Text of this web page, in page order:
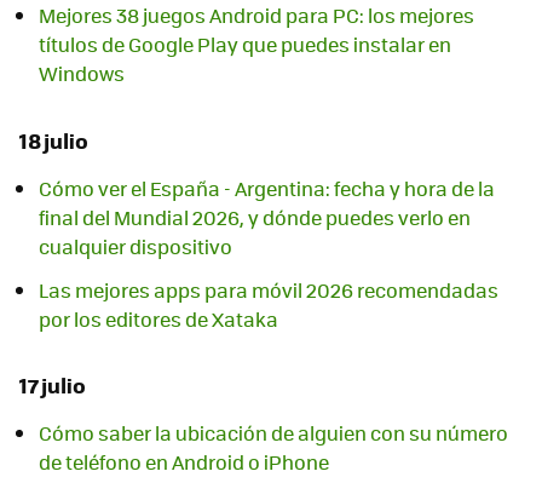
Mejores 38 juegos Android para PC: los mejores
títulos de Google Play que puedes instalar en
Windows
18 julio
Cómo ver el España - Argentina: fecha y hora de la
final del Mundial 2026, y dónde puedes verlo en
cualquier dispositivo
Las mejores apps para móvil 2026 recomendadas
por los editores de Xataka
17 julio
Cómo saber la ubicación de alguien con su número
de teléfono en Android o iPhone